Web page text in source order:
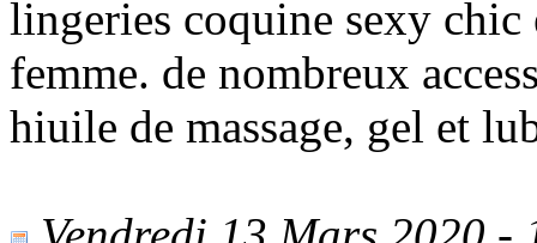
lingeries coquine sexy
femme. de nombreux
hiuile de massage, gel et